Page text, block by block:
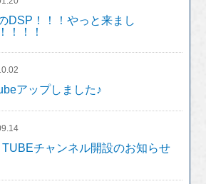
DSP！！！やっと来まし
！！！
アップしました♪
TUBEチャンネル開設のお知らせ